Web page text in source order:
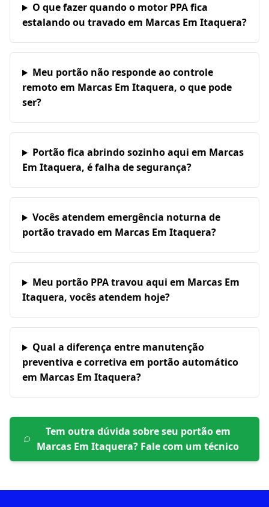
O que fazer quando o motor PPA fica
estalando ou travado em Marcas Em Itaquera?
Meu portão não responde ao controle
remoto em Marcas Em Itaquera, o que pode
ser?
Portão fica abrindo sozinho aqui em Marcas
Em Itaquera, é falha de segurança?
Vocês atendem emergência noturna de
portão travado em Marcas Em Itaquera?
Meu portão PPA travou aqui em Marcas Em
Itaquera, vocês atendem hoje?
Qual a diferença entre manutenção
preventiva e corretiva em portão automático
em Marcas Em Itaquera?
Tem outra dúvida sobre seu portão em
Marcas Em Itaquera? Fale com um técnico